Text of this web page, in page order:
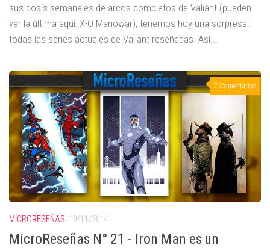
sus dosis semanales de arcos completos de Valiant (pueden
ver la última aquí: X-O Manowar), tenemos hoy una sorpresa:
todas las series actuales de Valiant reseñadas. Así...
7 Comentarios
MICRORESEÑAS 19/11/2014
MicroReseñas N° 21 - Iron Man es un